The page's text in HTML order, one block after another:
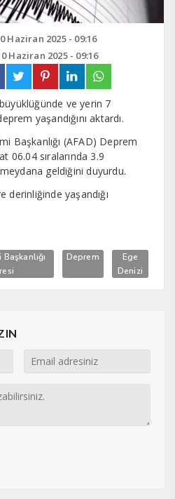
Haziran 2025 - 09:16
Haziran 2025 - 09:16
ve yerin 7
yaşandığını aktardı.
Başkanlığı (AFAD) Deprem
06.04 sıralarında 3.9
geldiğini duyurdu.
yaşandığı
Deprem
Ege
Denizi